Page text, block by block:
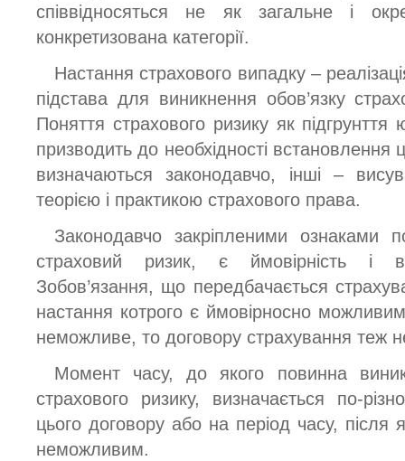
співвідносяться не як загальне і
конкретизована категорії.
Настання страхового випадку –
підстава для виникнення обов’язку
Поняття страхового ризику як
призводить до необхідності встановлення
визначаються законодавчо, інші –
теорією і практикою страхового права.
Законодавчо закріпленими ознаками
страховий ризик, є ймовірність і
Зобов’язання, що передбачається
настання котрого є ймовірносно
неможливе, то договору страхування теж
Момент часу, до якого повинна
страхового ризику, визначається по-
цього договору або на період часу, після
неможливим.